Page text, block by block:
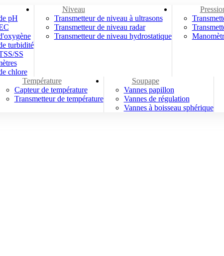
pH
turbidité
SS
chlore
Niveau
Transmetteur de niveau à ultrasons
Transmetteur de niveau radar
Transmetteur de niveau hydrostatique
Température
Capteur de température
Transmetteur de température
Soupape
Vannes papillon
Vannes de régulation
Vannes à boisseau sphérique